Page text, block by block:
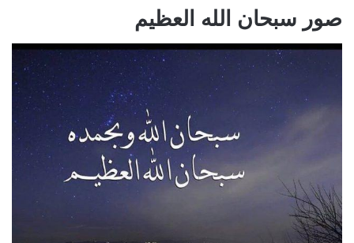
صور سبحان الله العظيم